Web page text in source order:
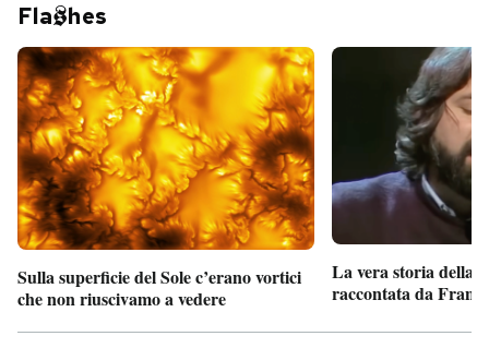
Fla hes
Sulla superficie del Sole c’erano vortici
che non riuscivamo a vedere
La vera storia della
raccontata da